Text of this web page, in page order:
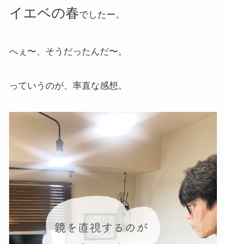
イエベの春でしたー。
へぇ〜、そうだったんだ〜。
っていうのが、率直な感想。